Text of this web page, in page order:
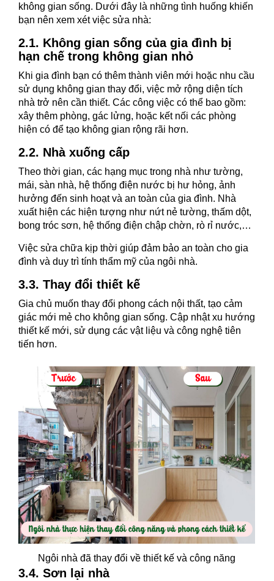
không gian sống. Dưới đây là những tình huống khiến
bạn nên xem xét việc sửa nhà:
2.1. Không gian sống của gia đình bị
hạn chế trong không gian nhỏ
Khi gia đình bạn có thêm thành viên mới hoặc nhu cầu
sử dụng không gian thay đổi, việc mở rộng diện tích
nhà trở nên cần thiết. Các công việc có thể bao gồm:
xây thêm phòng, gác lửng, hoặc kết nối các phòng
hiện có để tạo không gian rộng rãi hơn.
2.2. Nhà xuống cấp
Theo thời gian, các hạng mục trong nhà như tường,
mái, sàn nhà, hệ thống điện nước bị hư hỏng, ảnh
hưởng đến sinh hoạt và an toàn của gia đình. Nhà
xuất hiện các hiện tượng như nứt nẻ tường, thấm dột,
bong tróc sơn, hệ thống điện chập chờn, rò rỉ nước,…
Việc sửa chữa kịp thời giúp đảm bảo an toàn cho gia
đình và duy trì tính thẩm mỹ của ngôi nhà.
3.3. Thay đổi thiết kế
Gia chủ muốn thay đổi phong cách nội thất, tạo cảm
giác mới mẻ cho không gian sống. Cập nhật xu hướng
thiết kế mới, sử dụng các vật liệu và công nghệ tiên
tiến hơn.
Ngôi nhà đã thay đổi về thiết kế và công năng
3.4. Sơn lại nhà